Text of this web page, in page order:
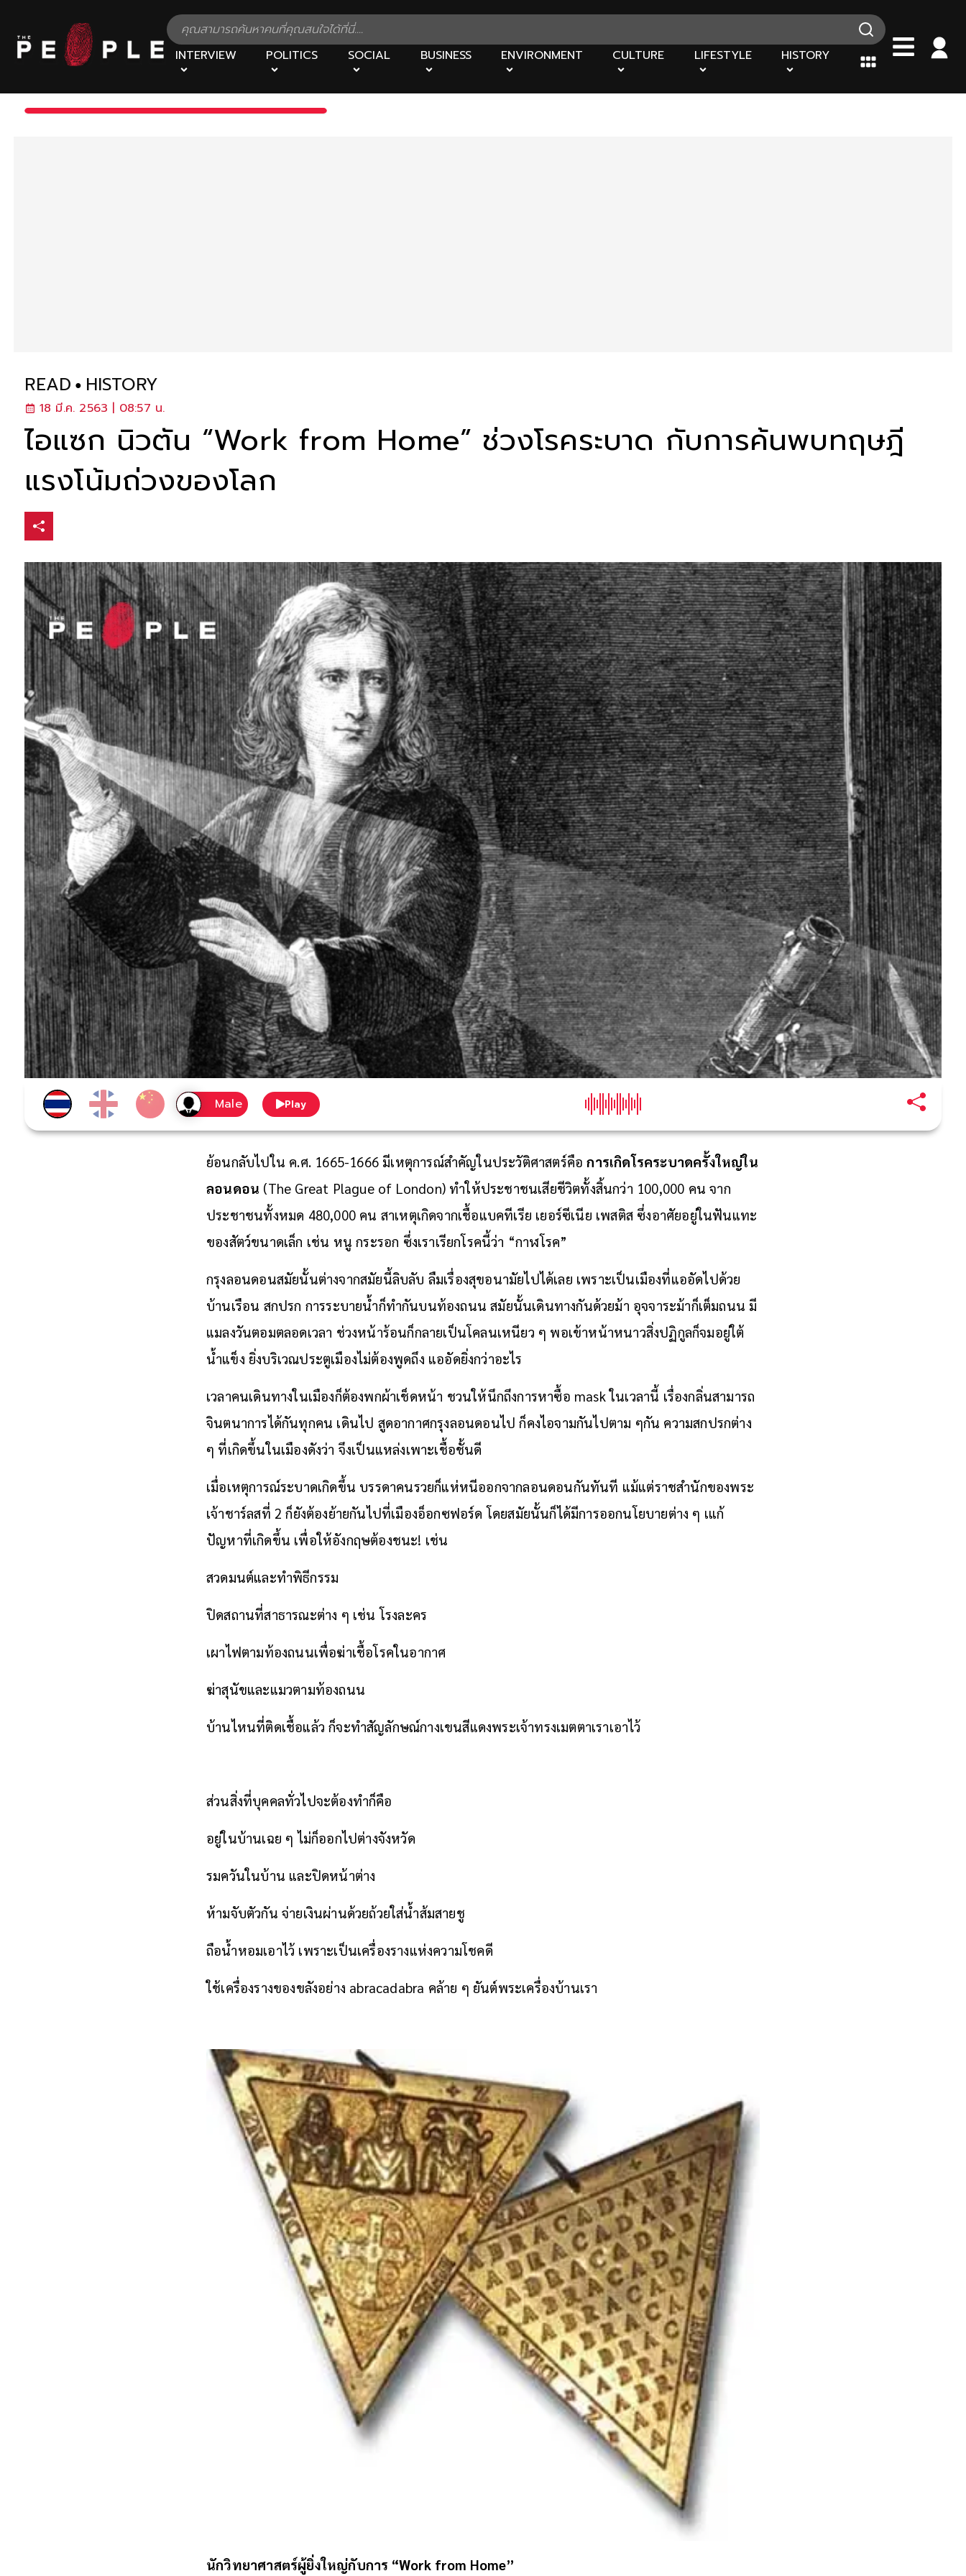
INTERVIEW POLITICS SOCIAL BUSINESS ENVIRONMENT CULTURE LIFESTYLE HISTORY
READ HISTORY
18 มี.ค. 2563 | 08:57 น.
ไอแซก นิวตัน “Work from Home” ช่วงโรคระบาด กับการค้นพบทฤษฎี
แรงโน้มถ่วงของโลก
Play
ย้อนกลับไปใน ค.ศ. 1665-1666 มีเหตุการณ์สำคัญในประวัติศาสตร์คือการเกิดโรคระบาดครั้งใหญ่ใน
ลอนดอน (The Great Plague of London) ทำให้ประชาชนเสียชีวิตทั้งสิ้นกว่า 100,000 คน จาก
ประชาชนทั้งหมด 480,000 คน สาเหตุเกิดจากเชื้อแบคทีเรีย เยอร์ซีเนีย เพสติส ซึ่งอาศัยอยู่ในฟันแทะ
ของสัตว์ขนาดเล็ก เช่น หนู กระรอก ซึ่งเราเรียกโรคนี้ว่า “กาฬโรค”
กรุงลอนดอนสมัยนั้นต่างจากสมัยนี้ลิบลับ ลืมเรื่องสุขอนามัยไปได้เลย เพราะเป็นเมืองที่แออัดไปด้วย
บ้านเรือน สกปรก การระบายน้ำก็ทำกันบนท้องถนน สมัยนั้นเดินทางกันด้วยม้า อุจจาระม้าก็เต็มถนน มี
แมลงวันตอมตลอดเวลา ช่วงหน้าร้อนก็กลายเป็นโคลนเหนียว ๆ พอเข้าหน้าหนาวสิ่งปฏิกูลก็จมอยู่ใต้
น้ำแข็ง ยิ่งบริเวณประตูเมืองไม่ต้องพูดถึง แออัดยิ่งกว่าอะไร
เวลาคนเดินทางในเมืองก็ต้องพกผ้าเช็ดหน้า ชวนให้นึกถึงการหาซื้อ mask ในเวลานี้ เรื่องกลิ่นสามารถ
จินตนาการได้กันทุกคน เดินไป สูดอากาศกรุงลอนดอนไป ก็คงไอจามกันไปตาม ๆกัน ความสกปรกต่าง
ๆ ที่เกิดขึ้นในเมืองดังว่า จึงเป็นแหล่งเพาะเชื้อชั้นดี
เมื่อเหตุการณ์ระบาดเกิดขึ้น บรรดาคนรวยก็แห่หนีออกจากลอนดอนกันทันที แม้แต่ราชสำนักของพระ
เจ้าชาร์ลสที่ 2 ก็ยังต้องย้ายกันไปที่เมืองอ็อกซฟอร์ด โดยสมัยนั้นก็ได้มีการออกนโยบายต่าง ๆ เแก้
ปัญหาที่เกิดขึ้น เพื่อให้อังกฤษต้องชนะ! เช่น
สวดมนต์และทำพิธีกรรม
ปิดสถานที่สาธารณะต่าง ๆ เช่น โรงละคร
เผาไฟตามท้องถนนเพื่อฆ่าเชื้อโรคในอากาศ
ฆ่าสุนัขและแมวตามท้องถนน
บ้านไหนที่ติดเชื้อแล้ว ก็จะทำสัญลักษณ์กางเขนสีแดงพระเจ้าทรงเมตตาเราเอาไว้
ส่วนสิ่งที่บุคคลทั่วไปจะต้องทำก็คือ
อยู่ในบ้านเฉย ๆ ไม่ก็ออกไปต่างจังหวัด
รมควันในบ้าน และปิดหน้าต่าง
ห้ามจับตัวกัน จ่ายเงินผ่านด้วยถ้วยใส่น้ำส้มสายชู
ถือน้ำหอมเอาไว้ เพราะเป็นเครื่องรางแห่งความโชคดี
ใช้เครื่องรางของขลังอย่าง abracadabra คล้าย ๆ ยันต์พระเครื่องบ้านเรา
นักวิทยาศาสตร์ผู้ยิ่งใหญ่กับการ “Work from Home”